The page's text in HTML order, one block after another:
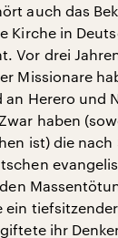
auch das
Kirche in
Vor drei
Missionare
an Herero und
haben
ist) die
ihr